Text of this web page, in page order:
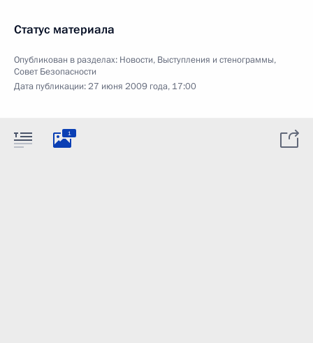
Статус материала
Опубликован в разделах: Новости, Выступления и стенограммы,
Совет Безопасности
Дата публикации:27 июня 2009 года, 17:00
1